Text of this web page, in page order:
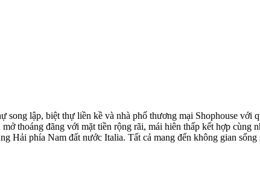
song lập, biệt thự liền kề và nhà phố thương mại Shophouse với
thoáng đãng với mặt tiền rộng rãi, mái hiên thấp kết hợp cùng
Hải phía Nam đất nước Italia. Tất cả mang đến không gian